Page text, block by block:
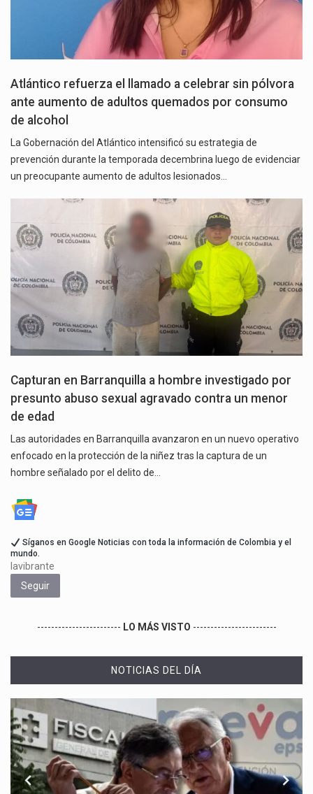
Atlántico refuerza el llamado a celebrar sin pólvora
ante aumento de adultos quemados por consumo
de alcohol
La Gobernación del Atlántico intensificó su estrategia de
prevención durante la temporada decembrina luego de evidenciar
un preocupante aumento de adultos lesionados…
Capturan en Barranquilla a hombre investigado por
presunto abuso sexual agravado contra un menor
de edad
Las autoridades en Barranquilla avanzaron en un nuevo operativo
enfocado en la protección de la niñez tras la captura de un
hombre señalado por el delito de…
Síganos en Google Noticias con toda la información de Colombia y el
mundo.
lavibrante
Seguir
------------------------ LO MÁS VISTO ------------------------
NOTICIAS DEL DÍA